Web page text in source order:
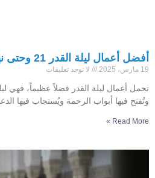
أفضل أعمال ليلة القدر 21 وحتى نهاية شهر رمضان
19 مارس، 2025 لا توجد تعليقات
تحمل أعمال ليلة القدر فضلاً عظيماً، فهي
وتُفتح فيها أبواب الرحمة ويُستجاب فيها
Read More »